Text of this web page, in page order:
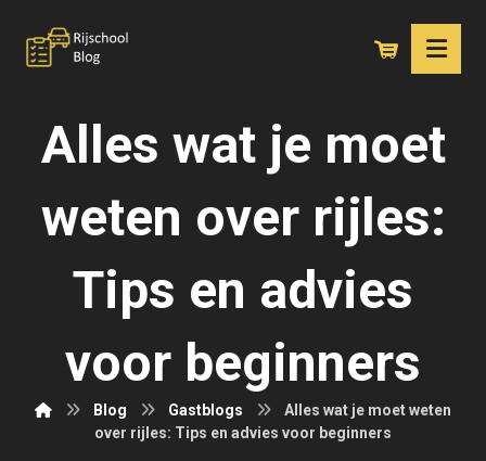
Alles wat je moet
weten over rijles:
Tips en advies
voor beginners
Blog Gastblogs
Alles wat je moet weten
over rijles: Tips en advies voor beginners